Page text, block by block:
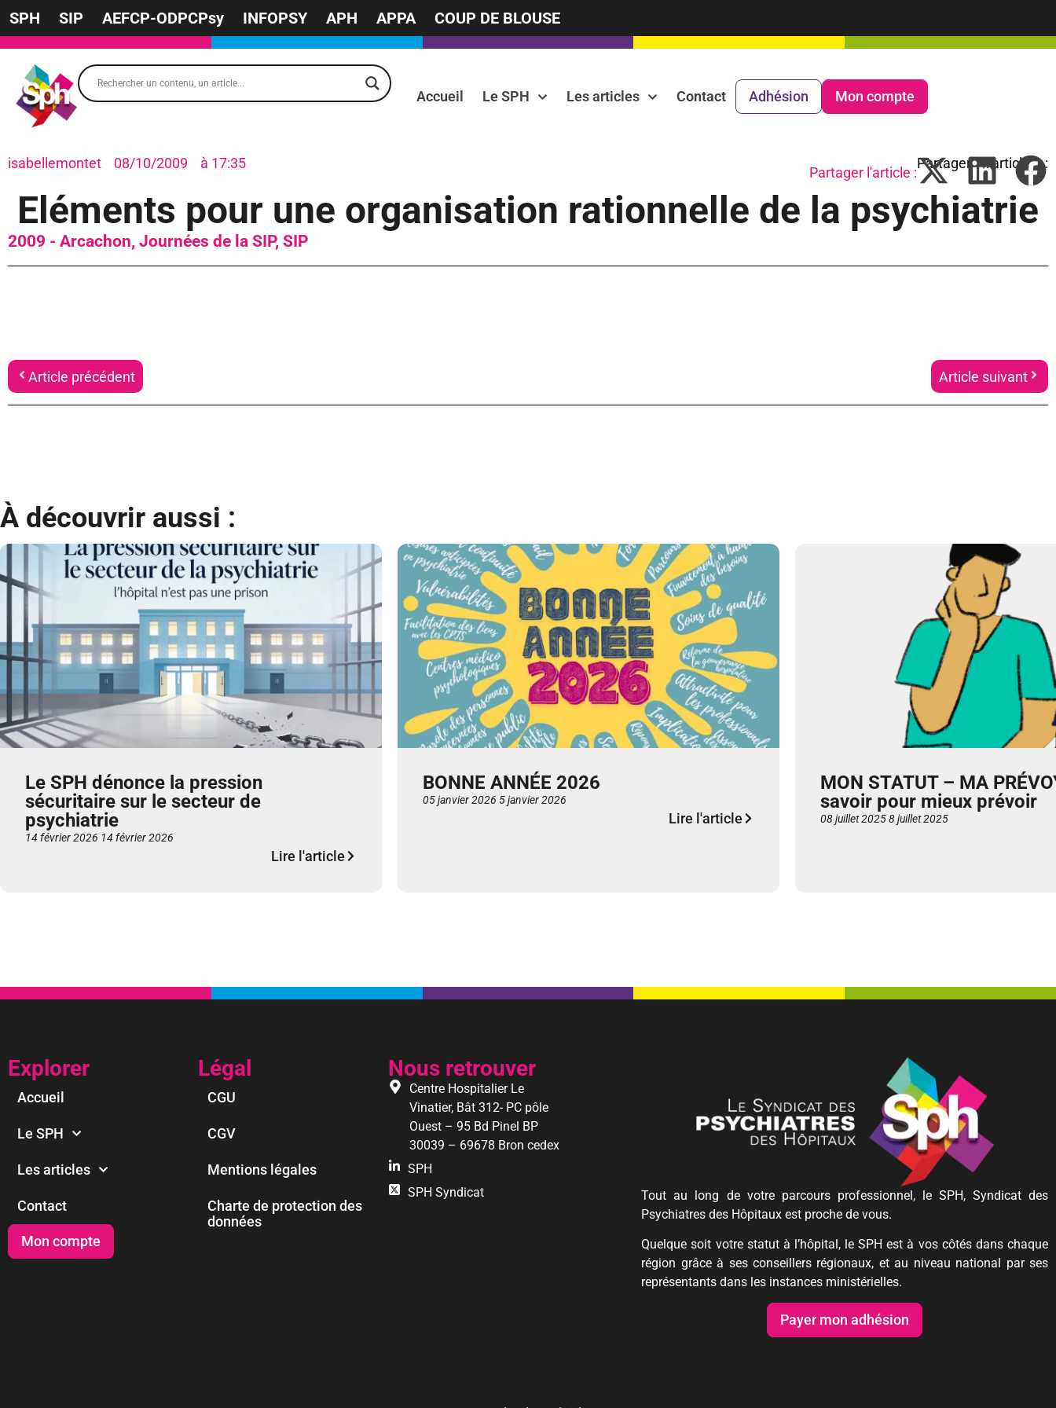
SPH SIP AEFCP-ODPCPsy INFOPSY APH APPA COUP DE BLOUSE
Accueil Le SPH Les articles Contact Adhésion Mon compte
isabellemontet 08/10/2009 à 17:35
Partager l'article :
Eléments pour une organisation rationnelle de la psychiatrie
2009 - Arcachon, Journées de la SIP, SIP
Article précédent Article suivant
À découvrir aussi :
Le SPH dénonce la pression
sécuritaire sur le secteur de
psychiatrie
14 février 2026 14 février 2026
Lire l'article
BONNE ANNÉE 2026
05 janvier 2026 5 janvier 2026
Lire l'article
MON STATUT – MA
savoir pour mieux prévoir
08 juillet 20258 juillet 2025
Explorer
Accueil
Le SPH
Les articles
Contact
Mon compte
Légal
CGU
CGV
Mentions légales
Charte de protection des
données
Nous retrouver
Centre Hospitalier Le
Vinatier, Bât 312- PC pôle
Ouest – 95 Bd Pinel BP
30039 – 69678 Bron cedex
SPH
SPH Syndicat
Tout au long de votre parcours professionnel, le SPH, Syndicat des
Psychiatres des Hôpitaux est proche de vous.
Quelque soit votre statut à l’hôpital, le SPH est à vos côtés dans chaque
région grâce à ses conseillers régionaux, et au niveau national par ses
représentants dans les instances ministérielles.
Payer mon adhésion